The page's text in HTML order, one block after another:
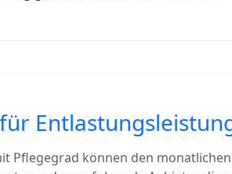
Pflegegrad können den